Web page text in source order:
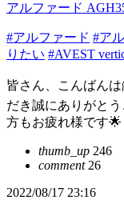
アルファード
#アルファード #ア
りたい #AVEST
皆さん、こんばん
だき誠にありがと
方もお疲れ様です
thumb_up 246
comment26
2022/08/17 23:16